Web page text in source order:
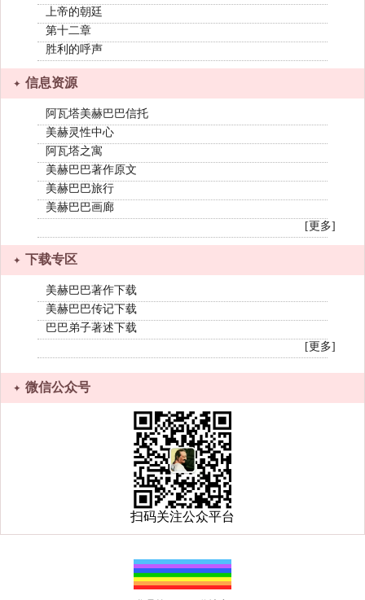
上帝的朝廷
第十二章
胜利的呼声
信息资源
阿瓦塔美赫巴巴信托
美赫灵性中心
阿瓦塔之寓
美赫巴巴著作原文
美赫巴巴旅行
美赫巴巴画廊
[更多]
下载专区
美赫巴巴著作下载
美赫巴巴传记下载
巴巴弟子著述下载
[更多]
微信公众号
扫码关注公众平台